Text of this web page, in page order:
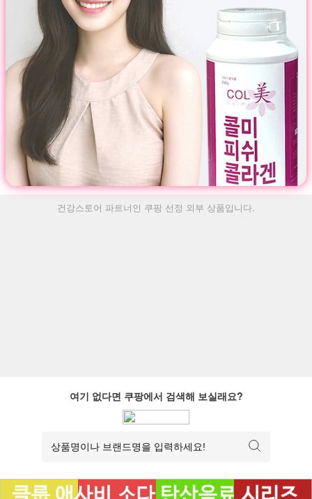
건강스토어 파트너인 쿠팡 선정 외부 상품입니다.
여기 없다면 쿠팡에서 검색해 보실래요?